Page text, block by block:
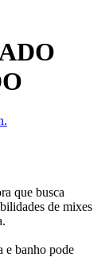
que busca
de mixes
e banho pode